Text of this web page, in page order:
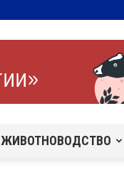
ЖИВОТНОВОДСТВО